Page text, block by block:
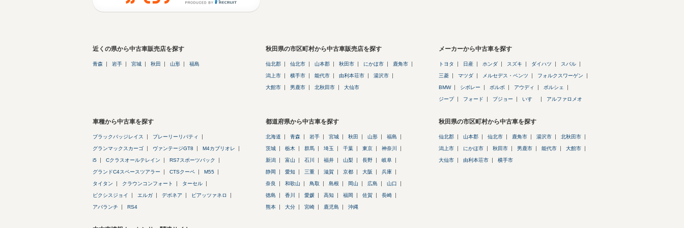
近くの県から中古車販売店を探す
青森 岩手 宮城 秋田 山形 福島
秋田県の市区町村から中古車販売店を探す
仙北郡 仙北市 山本郡 秋田市 にかほ市 鹿角市
潟上市 横手市 能代市 由利本荘市 湯沢市
大館市 男鹿市 北秋田市 大仙市
メーカーから中古車を探す
トヨタ 日産 ホンダ スズキ ダイハツ スバル
三菱 マツダ メルセデス・ベンツ フォルクスワーゲン
BMW シボレー ボルボ アウディ ポルシェ
ジープ フォード プジョー いすゞ アルファロメオ
車種から中古車を探す
ブラックバッジレイス プレーリーリバティ
グランマックスカーゴ ヴァンテージGT8 M4カブリオレ
i5 Cクラスオールテレイン RS7スポーツバック
グランドC4スペースツアラー CTSクーペ M55
タイタン クラウンコンフォート ターセル
ピクシスジョイ エルガ デボネア ピアッツァネロ
アバランチ RS4
都道府県から中古車を探す
北海道 青森 岩手 宮城 秋田 山形 福島
茨城 栃木 群馬 埼玉 千葉 東京 神奈川
新潟 富山 石川 福井 山梨 長野 岐阜
静岡 愛知 三重 滋賀 京都 大阪 兵庫
奈良 和歌山 鳥取 島根 岡山 広島 山口
徳島 香川 愛媛 高知 福岡 佐賀 長崎
熊本 大分 宮崎 鹿児島 沖縄
秋田県の市区町村から中古車を探す
仙北郡 山本郡 仙北市 鹿角市 湯沢市 北秋田市
潟上市 にかほ市 秋田市 男鹿市 能代市 大館市
大仙市 由利本荘市 横手市